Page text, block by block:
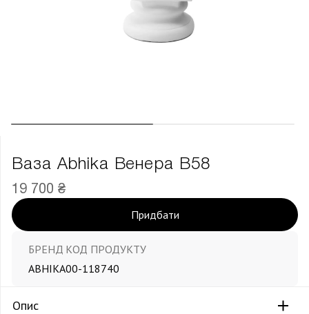
Ваза Abhika Венера В58
19 700 ₴
Придбати
БРЕНД
ABHIKA
КОД ПРОДУКТУ
00-118740
Опис